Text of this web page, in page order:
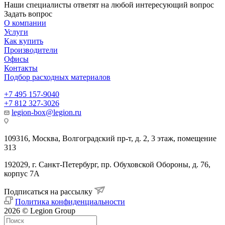
Наши специалисты ответят на любой интересующий вопрос
Задать вопрос
О компании
Услуги
Как купить
Производители
Офисы
Контакты
Подбор расходных материалов
+7 495 157-9040
+7 812 327-3026
legion-box@legion.ru
109316, Москва, Волгоградский пр-т, д. 2, 3 этаж, помещение
313
192029, г. Санкт-Петербург, пр. Обуховской Обороны, д. 76,
корпус 7А
Подписаться на рассылку
Политика конфиденциальности
2026 © Legion Group